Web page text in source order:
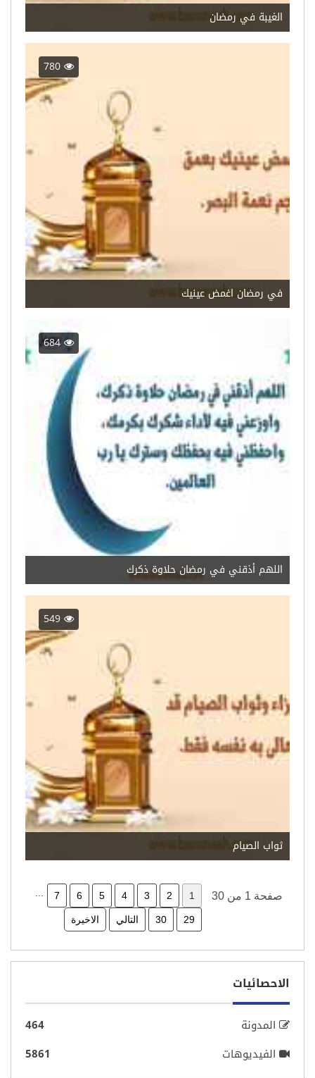
الغيبة في رمضان
780
في رمضان اغمض عينيك
684
‏اللهم أذقني في رمضان حلاوة ذكرك
549
ثواب الصيام
1
2
3
4
5
6
7
29
30 التالي الاخيرة
الاحصائيات
المدونة
الفيديوهات